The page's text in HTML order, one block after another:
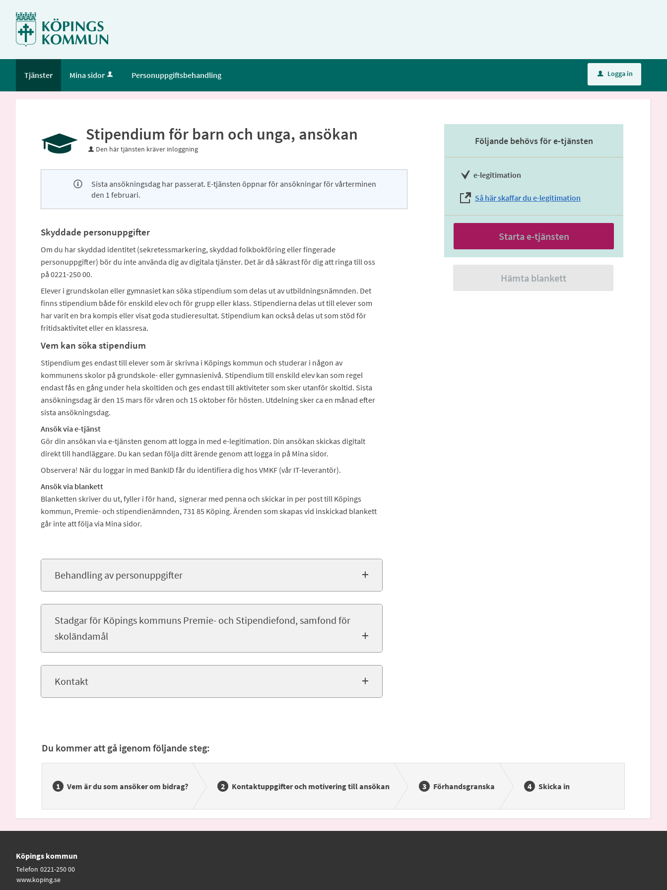
Tjänster Mina sidor Personuppgiftsbehandling u Logga in
Stipendium för barn och unga, ansökan
Den här tjänsten kräver inloggning
Sista ansökningsdag har passerat. E-tjänsten öppnar för ansökningar för vårterminen
den 1 februari.
Skyddade personuppgifter
Om du har skyddad identitet (sekretessmarkering, skyddad folkbokföring eller fingerade
personuppgifter) bör du inte använda dig av digitala tjänster. Det är då säkrast för dig att ringa till oss
på 0221-250 00.
Elever i grundskolan eller gymnasiet kan söka stipendium som delas ut av utbildningsnämnden. Det
finns stipendium både för enskild elev och för grupp eller klass. Stipendierna delas ut till elever som
har varit en bra kompis eller visat goda studieresultat. Stipendium kan också delas ut som stöd för
fritidsaktivitet eller en klassresa.
Vem kan söka stipendium
Stipendium ges endast till elever som är skrivna i Köpings kommun och studerar i någon av
kommunens skolor på grundskole- eller gymnasienivå. Stipendium till enskild elev kan som regel
endast fås en gång under hela skoltiden och ges endast till aktiviteter som sker utanför skoltid. Sista
ansökningsdag är den 15 mars för våren och 15 oktober för hösten. Utdelning sker ca en månad efter
sista ansökningsdag.
Ansök via e-tjänst
Gör din ansökan via e-tjänsten genom att logga in med e-legitimation. Din ansökan skickas digitalt
direkt till handläggare. Du kan sedan följa ditt ärende genom att logga in på Mina sidor.
Observera! När du loggar in med BankID får du identifiera dig hos VMKF (vår IT-leverantör).
Ansök via blankett
Blanketten skriver du ut, fyller i för hand, signerar med penna och skickar in per post till Köpings
kommun, Premie- och stipendienämnden, 731 85 Köping. Ärenden som skapas vid inskickad blankett
går inte att följa via Mina sidor.
Behandling av personuppgifter
Stadgar för Köpings kommuns Premie- och Stipendiefond, samfond för
skoländamål
Kontakt
Följande behövs för e-tjänsten
e-legitimation
Så här skaffar du e-legitimation
Starta e-tjänsten
Hämta blankett
Du kommer att gå igenom följande steg:
Vem är du som ansöker om bidrag? Kontaktuppgifter och motivering till ansökan Förhandsgranska Skicka in
Köpings kommun
Telefon 0221-250 00
www.koping.se